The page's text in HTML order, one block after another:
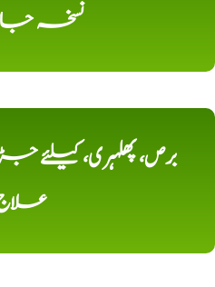
نسخہ
برص، پھلہری، کیلئے